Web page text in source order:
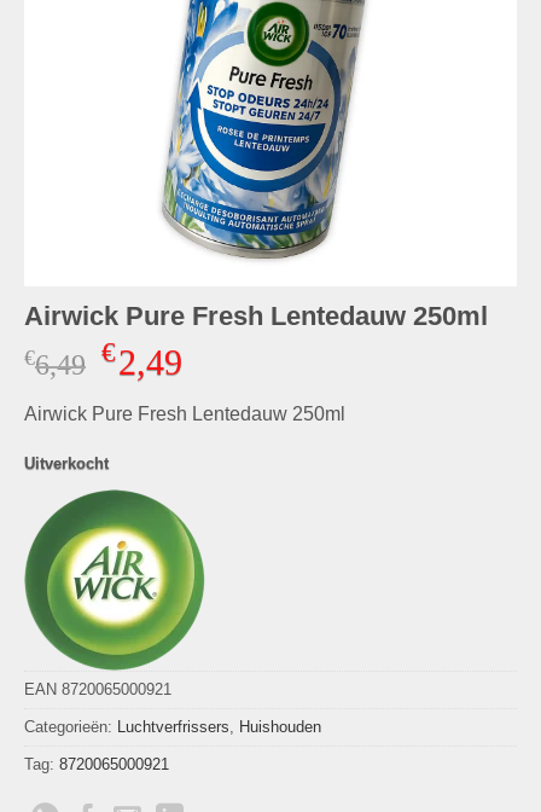
Airwick Pure Fresh Lentedauw 250ml
€6,49 Oorspronkelijke
prijs
was:
€2,49Huidige
is:
Airwick Pure Fresh Lentedauw 250ml
Uitverkocht
EAN 8720065000921
Categorieën: Luchtverfrissers Huishouden
Tag: 8720065000921